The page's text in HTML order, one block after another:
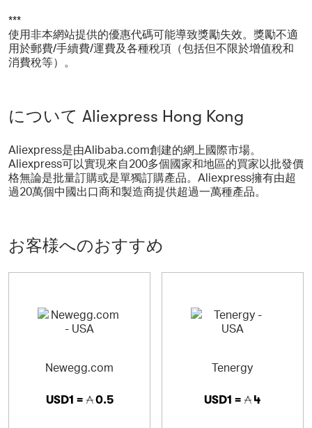
***
使用非本網站提供的優惠代碼可能導致獎勵失效。獎勵不適
用於郵費/手續費/運費及各種稅項（包括但不限於增值稅和
消費稅等）。
について Aliexpress Hong Kong
Aliexpress是由Alibaba.com創建的網上國際市場。
Aliexpress可以實現來自200多個國家和地區的買家以批發價
格無論是批量訂購或是單獨訂購產品。Aliexpress擁有由超
過20萬個中國出口商和製造商提供超過一萬種產品。
お客様へのおすすめ
Newegg.com
USD1 = 0.5
Tenergy
USD1 = 4